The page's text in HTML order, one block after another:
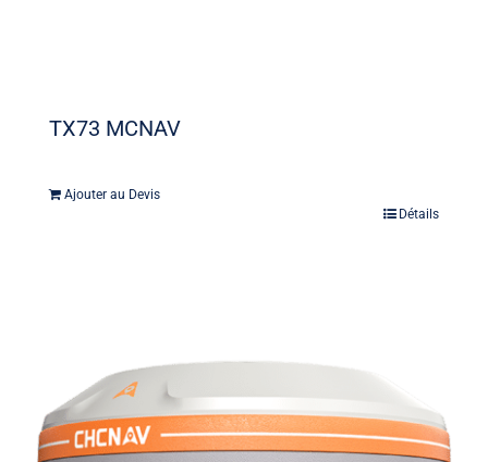
TX73 MCNAV
Ajouter au Devis
Détails